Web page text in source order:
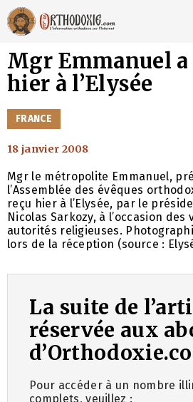
Aller
au
contenu
Mgr Emmanuel a
hier à l’Elysée
CATÉGORIES
FRANCE
18 janvier 2008
Mgr le métropolite Emmanuel,
l’Assemblée des évêques
reçu hier à l’Elysée, par le
Nicolas Sarkozy, à l’occasion
autorités religieuses.
lors de la réception (source :
La suite de
réservée aux
Pour accéder à un nombre
complets, veuillez :